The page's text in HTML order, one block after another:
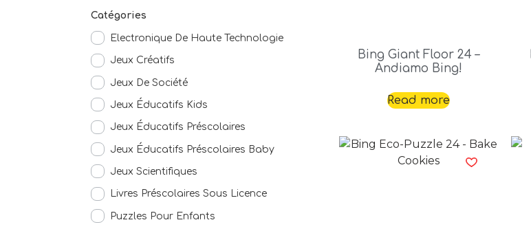
Catégories
Electronique De Haute Technologie
Jeux Créatifs
Jeux De Société
Jeux Éducatifs Kids
Jeux Éducatifs Préscolaires
Jeux Éducatifs Préscolaires Baby
Jeux Scientifiques
Livres Préscolaires Sous Licence
Puzzles Pour Enfants
Bing Giant Floor 24 –
Andiamo Bing!
Read more